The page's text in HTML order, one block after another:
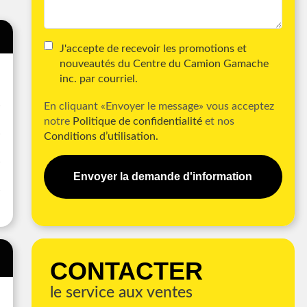
J'accepte de recevoir les promotions et
nouveautés du Centre du Camion Gamache
inc. par courriel.
En cliquant «Envoyer le message» vous acceptez
notre Politique de confidentialitéet nos
Conditions d’utilisation.
Envoyer la demande d'information
CONTACTER
le service aux ventes